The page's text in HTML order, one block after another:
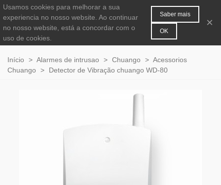
0
Início > Alarmes de intrusao > Chuango > Acessorios
Chuango
> Detector de Vibração chuango WD-80
Usamos cookies para melhorar a sua
experiencia no nosso website. Ao continuar
no nosso website, está a concordar com o
uso de cookies.
Saber mais
OK
×